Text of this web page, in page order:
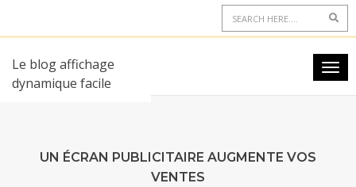
Le blog affichage
dynamique facile
UN ÉCRAN PUBLICITAIRE AUGMENTE VOS
VENTES